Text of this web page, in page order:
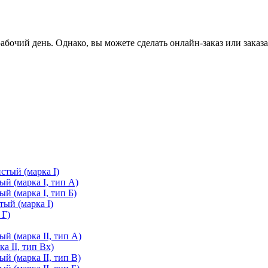
день. Однако, вы можете сделать онлайн-заказ или
(марка I)
(марка I, тип А)
(марка I, тип Б)
(марка I)
Г)
(марка II, тип А)
II, тип Вх)
(марка II, тип В)